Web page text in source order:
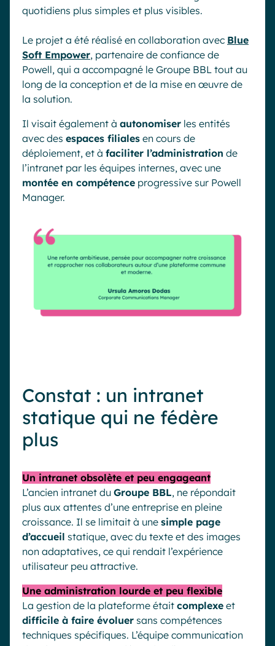
quotidiens plus simples et plus visibles.
Le projet a été réalisé en collaboration avec Blue
Soft Empower, partenaire de confiance de
Powell, qui a accompagné le Groupe BBL tout au
long de la conception et de la mise en œuvre de
la solution.
Il visait également à autonomiser les entités
avec des espaces filiales en cours de
déploiement, et à faciliter l’administration de
l’intranet par les équipes internes, avec une
montée en compétence progressive sur Powell
Manager.
Constat : un intranet
statique qui ne fédère
plus
Un intranet obsolète et peu engageant
L’ancien intranet du Groupe BBL, ne répondait
plus aux attentes d’une entreprise en pleine
croissance. Il se limitait à une simple page
d’accueil statique, avec du texte et des images
non adaptatives, ce qui rendait l’expérience
utilisateur peu attractive.
Une administration lourde et peu flexible
La gestion de la plateforme était complexe et
difficile à faire évoluer sans compétences
techniques spécifiques. L’équipe communication